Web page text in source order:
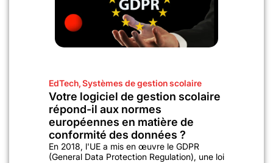
EdTech,Systèmes de gestion scolaire
Votre logiciel de gestion scolaire
répond-il aux normes
européennes en matière de
conformité des données ?
En 2018, l'UE a mis en œuvre le GDPR
(General Data Protection Regulation), une loi